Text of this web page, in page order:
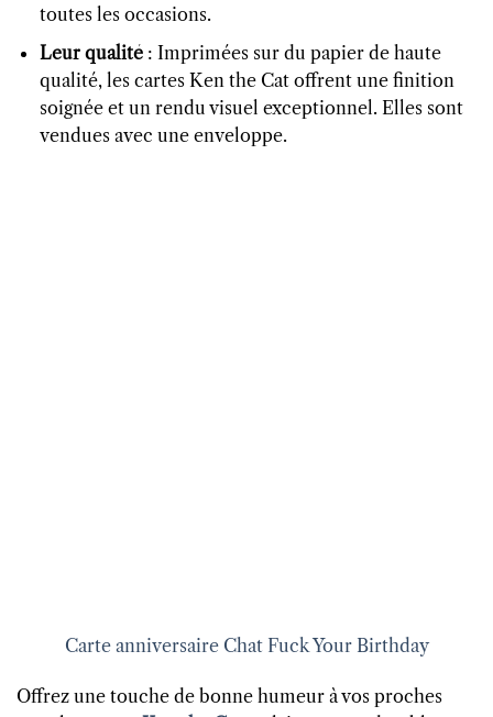
toutes les occasions.
Leur qualité: Imprimées sur du papier de haute
qualité, les cartes Ken the Cat offrent une finition
soignée et un rendu visuel exceptionnel. Elles sont
vendues avec une enveloppe.
Carte anniversaire Chat Fuck Your Birthday
Offrez une touche de bonne humeur à vos proches